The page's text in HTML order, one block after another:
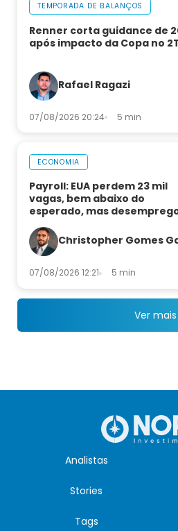
TEMPORADA DE BALANÇOS
Renner corta guidance de
após impacto da Copa no
Rafael Ragazi
07/08/2026 20:24 5 min
ECONOMIA
Payroll: EUA perdem 23 mil
vagas, bem abaixo do
esperado, mas
Christopher Gomes
07/08/2026 12:21 5 min
Ver mais
Analistas
Stories
Tags